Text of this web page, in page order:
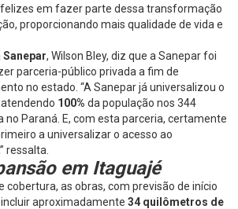
em fazer parte dessa transformação
proporcionando mais qualidade de vida e
Sanepar, Wilson Bley, diz que a Sanepar foi
parceria-público privada a fim de
no estado. “A Sanepar já universalizou o
100% da população nos 344
no Paraná. E, com esta parceria, certamente
a universalizar o acesso ao
ressalta.
em Itaguajé
cobertura, as obras, com previsão de início
aproximadamente 34 quilômetros de